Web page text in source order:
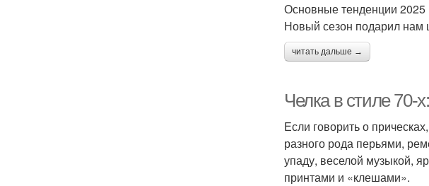
Основные тенденции 2025
Новый сезон подарил нам
читать дальше →
Челка в стиле 70-
Если говорить о
разного рода перьями,
упаду, веселой музыкой,
принтами и «клешами».